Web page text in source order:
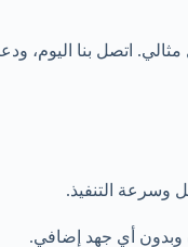
اتصل بنا اليوم،
وسرعة التنفيذ.
وبدون أي جهد إضافي.